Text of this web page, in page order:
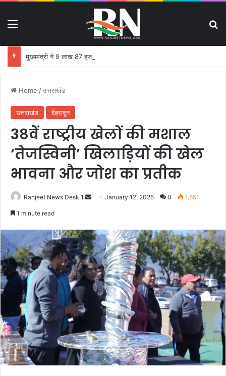
Home /उत्तराखंड
उत्तराखंड देहरादून
38वें राष्ट्रीय खेलों की मशाल
‘तेजस्विनी’ खिलाड़ियों की खेल
भावना और जोश का प्रतीक
Ranjeet News Desk 1
d
a
n
e
m
a
January 12, 2025 0 1,651
1 minute read